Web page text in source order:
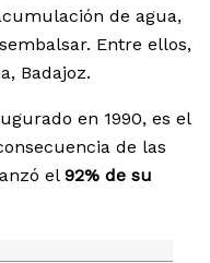
de agua,
Entre ellos,
Badajoz.
en 1990, es el
de las
el 92% de su